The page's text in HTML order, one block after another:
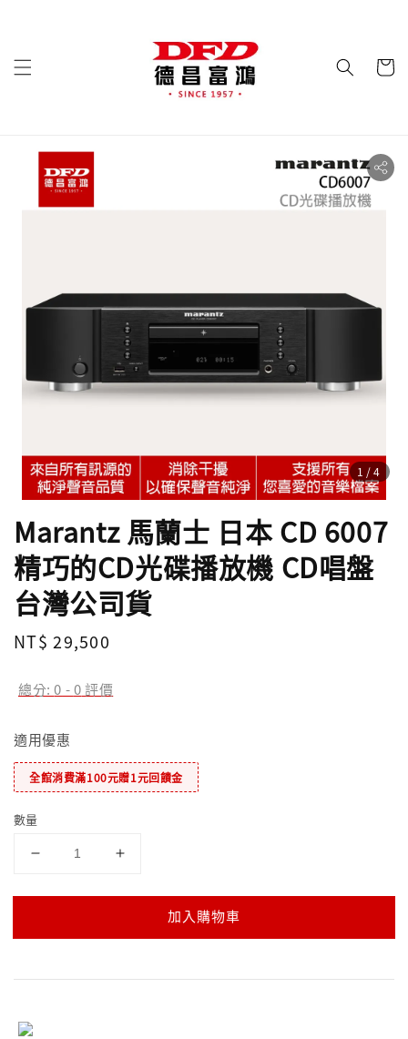
1 /4
Marantz 馬蘭士 日本 CD 6007
精巧的CD光碟播放機 CD唱盤
台灣公司貨
Regular
NT$ 29,500
總分:0 -0評價
適用優惠
全館消費滿100元贈1元回饋金
數量
加入購物車